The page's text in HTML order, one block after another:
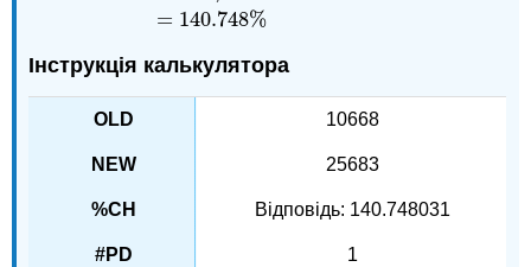
= 140.748%
Інструкція калькулятора
10668
25683
Відповідь: 140.748031
1